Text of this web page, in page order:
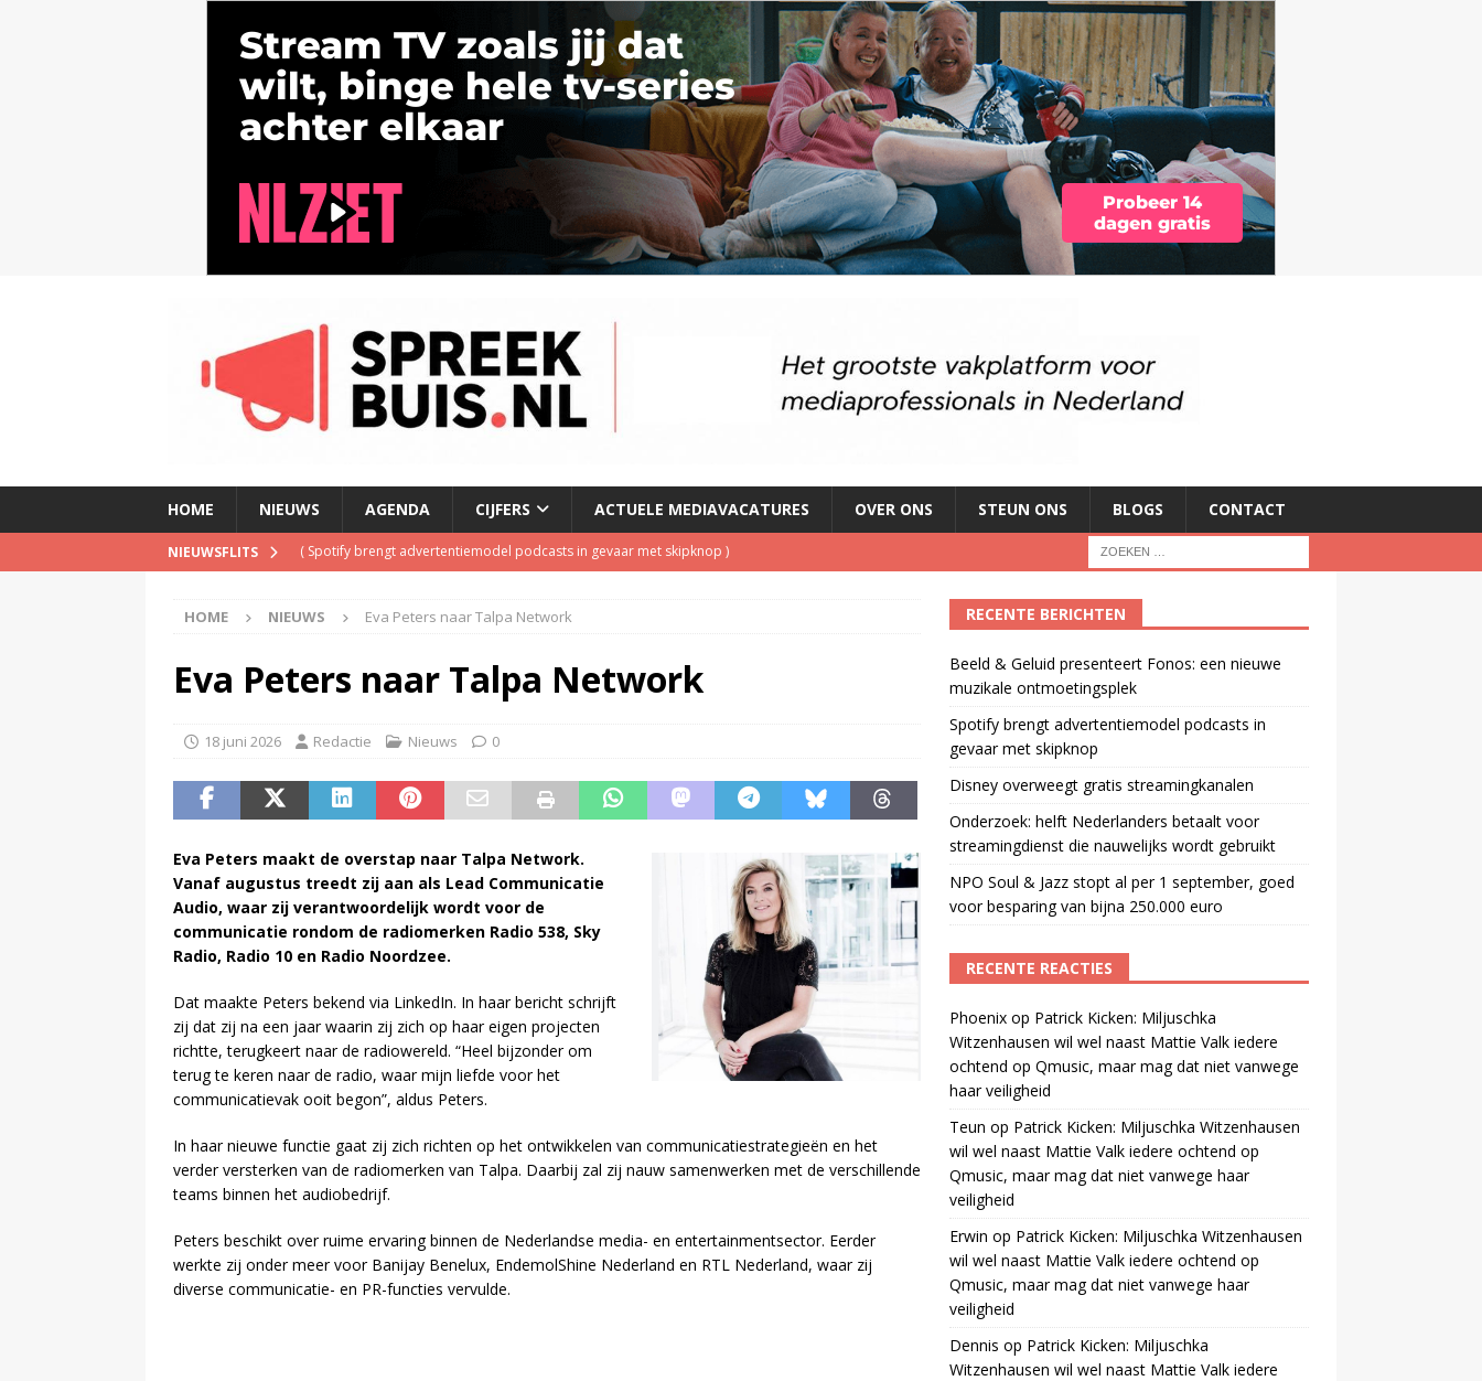
HOME NIEUWS AGENDA CIJFERS ACTUELE MEDIAVACATURES OVER ONS STEUN ONS BLOGS CONTACT
NIEUWSFLITS ( Spotify brengt advertentiemodel podcasts in gevaar met skipknop )
(Onderzoek: helft Nederlanders betaalt voor streamingdienst die nauwelijks wordt gebruikt
NPO Soul & Jazz stopt al per 1 september, goed voor besparing van bijna 250.000 euro
Beeld & Geluid presenteert Fonos: een nieuwe muzikale ontmoetingsplek
HOME NIEUWS Eva Peters naar Talpa Network
Eva Peters naar Talpa Network
18 juni 2026 Redactie Nieuws 0
Eva Peters maakt de overstap naar Talpa Network.
Vanaf augustus treedt zij aan als Lead Communicatie
Audio, waar zij verantwoordelijk wordt voor de
communicatie rondom de radiomerken Radio 538, Sky
Radio, Radio 10 en Radio Noordzee.
Dat maakte Peters bekend via LinkedIn. In haar bericht schrijft
zij dat zij na een jaar waarin zij zich op haar eigen projecten
richtte, terugkeert naar de radiowereld. “Heel bijzonder om
terug te keren naar de radio, waar mijn liefde voor het
communicatievak ooit begon”, aldus Peters.
In haar nieuwe functie gaat zij zich richten op het ontwikkelen van communicatiestrategieën en het
verder versterken van de radiomerken van Talpa. Daarbij zal zij nauw samenwerken met de verschillende
teams binnen het audiobedrijf.
Peters beschikt over ruime ervaring binnen de Nederlandse media- en entertainmentsector. Eerder
werkte zij onder meer voor Banijay Benelux, EndemolShine Nederland en RTL Nederland, waar zij
diverse communicatie- en PR-functies vervulde.
RECENTE BERICHTEN
Beeld & Geluid presenteert Fonos: een nieuwe
muzikale ontmoetingsplek
Spotify brengt advertentiemodel podcasts in
gevaar met skipknop
Disney overweegt gratis streamingkanalen
Onderzoek: helft Nederlanders betaalt voor
streamingdienst die nauwelijks wordt gebruikt
NPO Soul & Jazz stopt al per 1 september, goed
voor besparing van bijna 250.000 euro
RECENTE REACTIES
Phoenixop Patrick Kicken: Miljuschka
Witzenhausen wil wel naast Mattie Valk iedere
ochtend op Qmusic, maar mag dat niet vanwege
haar veiligheid
Teun op Patrick Kicken: Miljuschka Witzenhausen
wil wel naast Mattie Valk iedere ochtend op
Qmusic, maar mag dat niet vanwege haar
veiligheid
Erwin op Patrick Kicken: Miljuschka Witzenhausen
wil wel naast Mattie Valk iedere ochtend op
Qmusic, maar mag dat niet vanwege haar
veiligheid
Dennis op Patrick Kicken: Miljuschka
Witzenhausen wil wel naast Mattie Valk iedere